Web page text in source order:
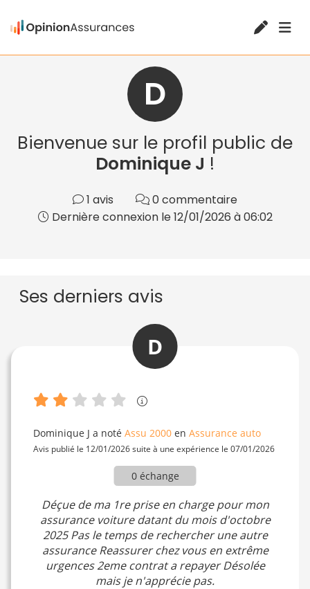
D
Bienvenue sur le profil public de
Dominique J !
1 avis
0 commentaire
Dernière connexion le 12/01/2026 à 06:02
Ses derniers avis
D
Dominique J a noté Assu 2000 en Assurance auto
Avis publié le 12/01/2026 suite à une expérience le 07/01/2026
0 échange
Déçue de ma 1re prise en charge pour mon
assurance voiture datant du mois d'octobre
2025 Pas le temps de rechercher une autre
assurance Reassurer chez vous en extrême
urgences 2eme contrat a repayer Désolée
mais je n'apprécie pas.